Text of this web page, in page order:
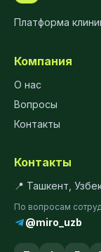
Платформа
Компания
О нас
Вопросы
Контакты
Контакты
📍 Ташкент,
По вопросам
@miro_uzb